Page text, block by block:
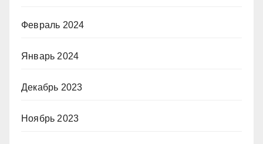
Февраль 2024
Январь 2024
Декабрь 2023
Ноябрь 2023